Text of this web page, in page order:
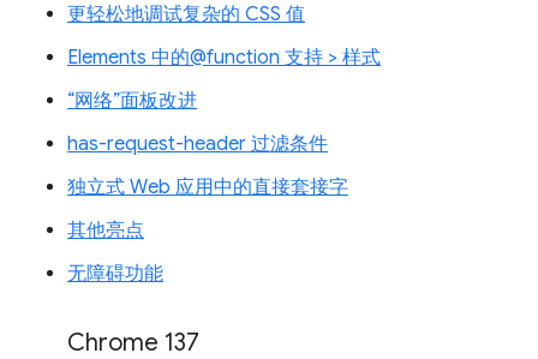
更轻松地调试复杂的 CSS 值
Elements 中的@function 支持 > 样式
“网络”面板改进
has-request-header 过滤条件
独立式 Web 应用中的直接套接字
其他亮点
无障碍功能
Chrome 137